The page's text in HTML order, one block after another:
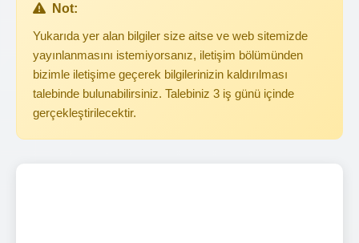
Not:
Yukarıda yer alan bilgiler size aitse ve web sitemizde
yayınlanmasını istemiyorsanız, iletişim bölümünden
bizimle iletişime geçerek bilgilerinizin kaldırılması
talebinde bulunabilirsiniz. Talebiniz 3 iş günü içinde
gerçekleştirilecektir.